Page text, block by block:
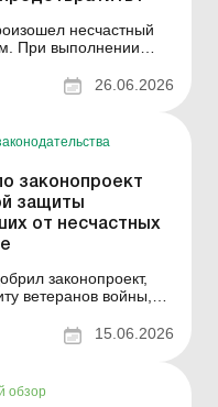
несчастный
действия
работ он
26.06.2026
законопроект
защиты
от несчастных
законопроект,
ветеранов войны,
случая на
15.06.2026
обзор